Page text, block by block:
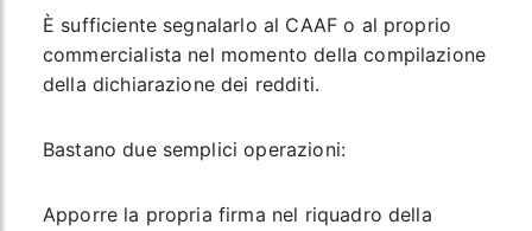
È sufficiente segnalarlo al CAAF o al proprio
commercialista nel momento della compilazione
della dichiarazione dei redditi.
Bastano due semplici operazioni:
Apporre la propria firma nel riquadro della